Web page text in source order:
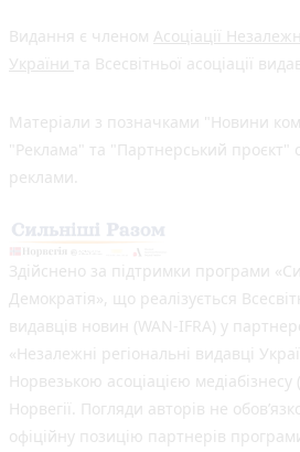
Видання є членом Асоціації
України та Всесвітньої асоціації
Матеріали з позначками "Новини
"Реклама" та "Партнерський проєкт"
реклами.
Здійснено за підтримки програми
Демократія», що реалізується
видавців новин (WAN-IFRA) у
«Незалежні регіональні видавці
Норвезькою асоціацією медіабізнесу
Норвегії. Погляди авторів не
офіційну позицію партнерів